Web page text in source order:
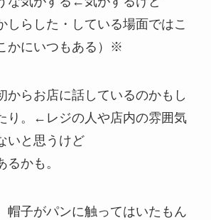
しらした・している場面ではこ
かにいつもある）※
からお店に話しているのかもし
り。←レジの人や店内の雰囲気
いと思うけど
るかも。
帽子がパンに触ってはいたもん